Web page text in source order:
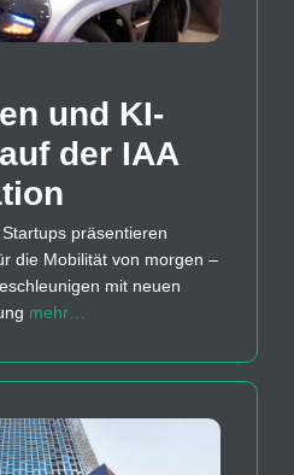
und KI-
der IAA
präsentieren
die Mobilität von morgen –
mit neuen
mehr…